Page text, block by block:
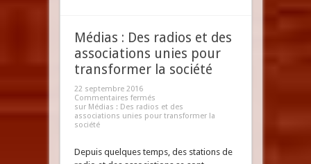
Médias : Des radios et des
associations unies pour
transformer la société
22 septembre 2016
Commentaires fermés
sur Médias : Des radios et des
associations unies pour transformer la
société
Depuis quelques temps, des stations de